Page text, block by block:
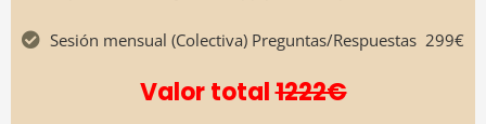
Sesión mensual (Colectiva) Preguntas/Respuestas 299€
Valor total1222€